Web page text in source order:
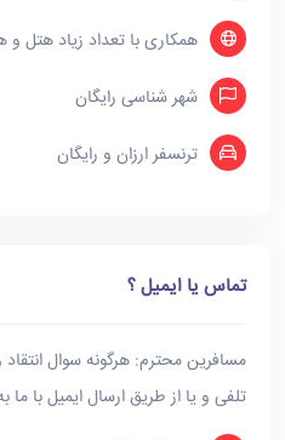
همکاری با تعداد زیاد هتل و
شهر شناسی رایگان
ترنسفر ارزان و رایگان
تماس یا ایمیل ؟
مسافرین محترم: هرگونه سوال
تلفی و یا از طریق ارسال ایمیل با ما